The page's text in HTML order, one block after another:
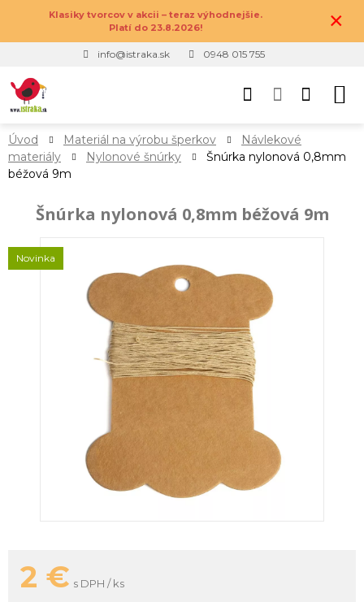
Klasiky tvorcov v akcii – teraz výhodnejšie.
Platí do 23.8.2026!
×
info@istraka.sk 0948 015 755
Úvod Materiál na výrobu šperkov
Návlekové
materiály
Nylonové šnúrky
Šnúrka nylonová 0,8mm
béžová 9m
Šnúrka nylonová 0,8mm béžová 9m
Novinka
2 € s DPH / ks